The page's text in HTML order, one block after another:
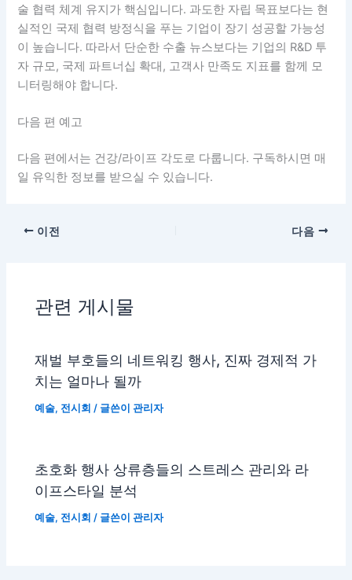
술 협력 체계 유지가 핵심입니다. 과도한 자립 목표보다는 현
실적인 국제 협력 방정식을 푸는 기업이 장기 성공할 가능성
이 높습니다. 따라서 단순한 수출 뉴스보다는 기업의 R&D 투
자 규모, 국제 파트너십 확대, 고객사 만족도 지표를 함께 모
니터링해야 합니다.
다음 편 예고
다음 편에서는 건강/라이프 각도로 다룹니다. 구독하시면 매
일 유익한 정보를 받으실 수 있습니다.
이전 다음
관련 게시물
재벌 부호들의 네트워킹 행사, 진짜 경제적 가
치는 얼마나 될까
예술, 전시회 / 글쓴이관리자
초호화 행사 상류층들의 스트레스 관리와 라
이프스타일 분석
예술, 전시회 / 글쓴이관리자